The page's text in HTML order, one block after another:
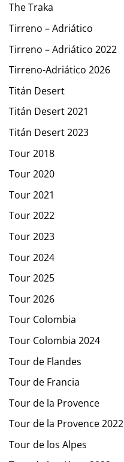
The Traka
Tirreno – Adriático
Tirreno – Adriático 2022
Tirreno-Adriático 2026
Titán Desert
Titán Desert 2021
Titán Desert 2023
Tour 2018
Tour 2020
Tour 2021
Tour 2022
Tour 2023
Tour 2024
Tour 2025
Tour 2026
Tour Colombia
Tour Colombia 2024
Tour de Flandes
Tour de Francia
Tour de la Provence
Tour de la Provence 2022
Tour de los Alpes